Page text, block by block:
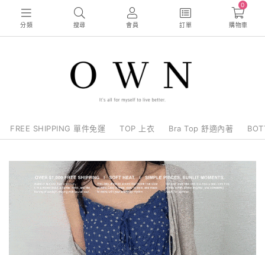
分類 搜尋 會員 訂單
0
購物車
FREE SHIPPING 單件免運 TOP 上衣 Bra Top 舒適內著